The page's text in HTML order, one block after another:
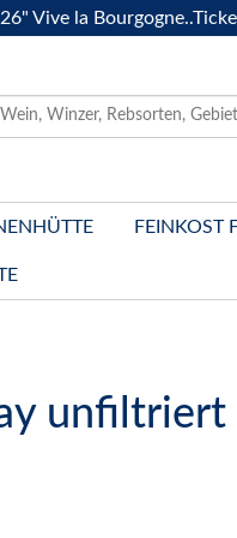
la Bourgogne..Tickets
FEINKOST
unfiltriert